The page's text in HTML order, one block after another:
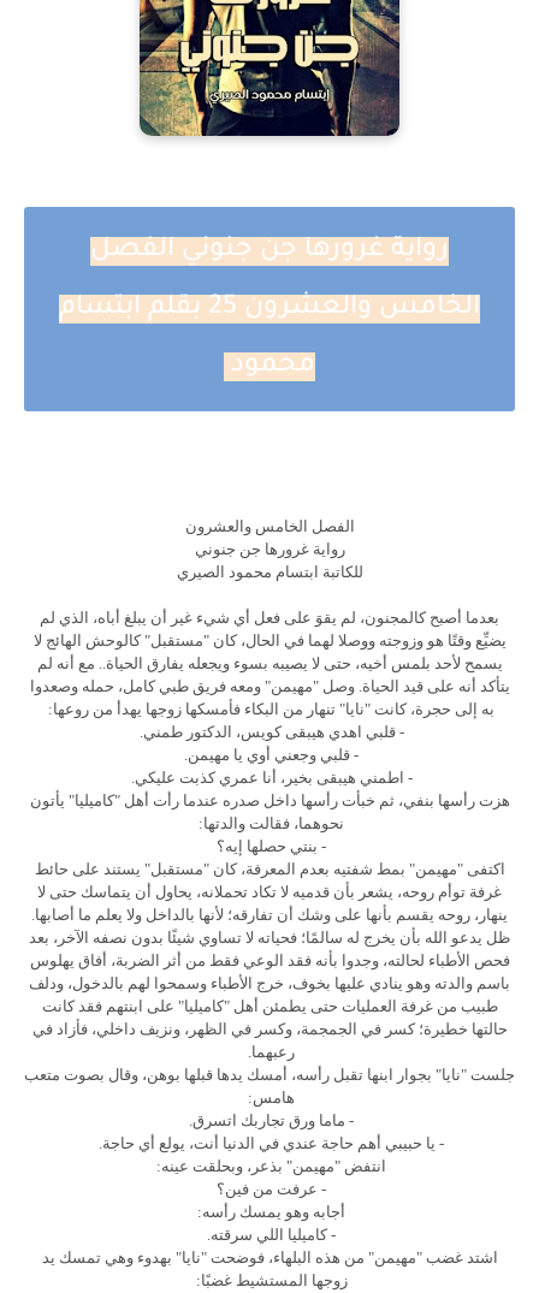
رواية غرورها جن جنوني الفصل
الخامس والعشرون 25 بقلم ابتسام
محمود
الفصل الخامس والعشرون
رواية غرورها جن جنوني
للكاتبة ابتسام محمود الصيري
بعدما أصبح كالمجنون، لم يقوَ على فعل أي شيء غير أن يبلغ أباه، الذي لم
يضيِّع وقتًا هو وزوجته ووصلا لهما في الحال، كان "مستقبل" كالوحش الهائج لا
يسمح لأحد بلمس أخيه، حتى لا يصيبه بسوء ويجعله يفارق الحياة.. مع أنه لم
يتأكد أنه على قيد الحياة. وصل "مهيمن" ومعه فريق طبي كامل، حمله وصعدوا
به إلى حجرة، كانت "نايا" تنهار من البكاء فأمسكها زوجها يهدأ من روعها:
- قلبي اهدي هيبقى كويس، الدكتور طمني.
- قلبي وجعني أوي يا مهيمن.
- اطمني هيبقى بخير، أنا عمري كذبت عليكي.
هزت رأسها بنفي، ثم خبأت رأسها داخل صدره عندما رأت أهل "كاميليا" يأتون
نحوهما، فقالت والدتها:
- بنتي حصلها إيه؟
اكتفى "مهيمن" بمط شفتيه بعدم المعرفة، كان "مستقبل" يستند على حائط
غرفة توأم روحه، يشعر بأن قدميه لا تكاد تحملانه، يحاول أن يتماسك حتى لا
ينهار، روحه يقسم بأنها على وشك أن تفارقه؛ لأنها بالداخل ولا يعلم ما أصابها.
ظل يدعو الله بأن يخرج له سالمًا؛ فحياته لا تساوي شيئًا بدون نصفه الآخر، بعد
فحص الأطباء لحالته، وجدوا بأنه فقد الوعي فقط من أثر الضربة، أفاق يهلوس
باسم والدته وهو ينادي عليها بخوف، خرج الأطباء وسمحوا لهم بالدخول، ودلف
طبيب من غرفة العمليات حتى يطمئن أهل "كاميليا" على ابنتهم فقد كانت
حالتها خطيرة؛ كسر في الجمجمة، وكسر في الظهر، ونزيف داخلي، فأزاد في
رعبهما.
جلست "نايا" بجوار ابنها تقبل رأسه، أمسك يدها قبلها بوهن، وقال بصوت متعب
هامس:
- ماما ورق تجاربك اتسرق.
- يا حبيبي أهم حاجة عندي في الدنيا أنت، يولع أي حاجة.
انتفض "مهيمن" بذعر، وبحلقت عينه:
- عرفت من فين؟
أجابه وهو يمسك رأسه:
- كاميليا اللي سرقته.
اشتد غضب "مهيمن" من هذه البلهاء، فوضحت "نايا" بهدوء وهي تمسك يد
زوجها المستشيط غضبًا: